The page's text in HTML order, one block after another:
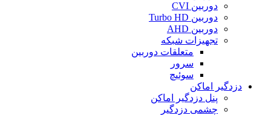
دوربین CVI
دوربین Turbo HD
دوربین AHD
تجهیزات شبکه
متعلقات دوربین
سرور
سوئیچ
دزدگیر اماکن
پنل دزدگیر اماکن
چشمی دزدگیر